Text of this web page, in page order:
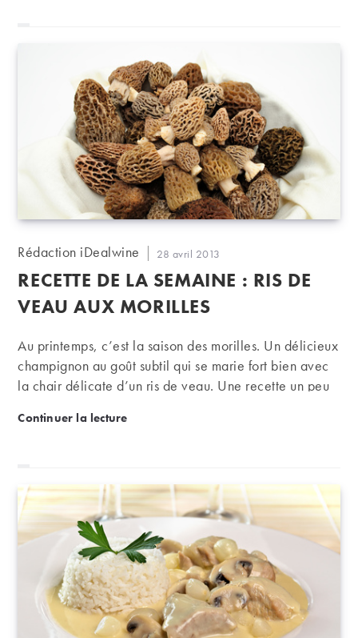
Auteur/autrice
la
publication :
Rédaction iDealwine
Publication
publiée :
28 avril 2013
RECETTE DE LA SEMAINE : RIS DE
VEAU AUX MORILLES
Au printemps, c’est la saison des morilles. Un délicieux
champignon au goût subtil qui se marie fort bien avec
la chair délicate d’un ris de veau. Une recette un peu
blanc un peu puissant comme ceux de Châteauneuf-
Continuer la lectureRecette de la semaine : ris de veau aux morilles